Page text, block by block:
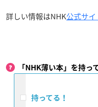
詳しい情報はNHK公式サイ
「NHK薄い本」を持っ
持ってる！